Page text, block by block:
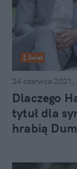
Świat
24 czerwca 2021,
Dlaczego
tytuł dla
hrabią